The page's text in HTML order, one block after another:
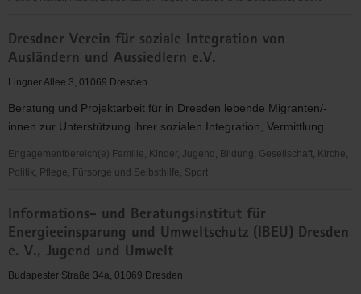
Senioren-
Zentrum
"Bürgerwiese"
Dresdner Verein für soziale Integration von
Ausländern und Aussiedlern e.V.
Lingner Allee 3, 01069 Dresden
Beratung und Projektarbeit für in Dresden lebende Migranten/-
innen zur Unterstützung ihrer sozialen Integration, Vermittlung...
Engagementbereich(e) Familie, Kinder, Jugend, Bildung, Gesellschaft, Kirche,
Politik, Pflege, Fürsorge und Selbsthilfe, Sport
Verein
für
soziale
Integration
Informations- und Beratungsinstitut für
Energieeinsparung und Umweltschutz (IBEU) Dresden
e. V., Jugend und Umwelt
Budapester Straße 34a, 01069 Dresden